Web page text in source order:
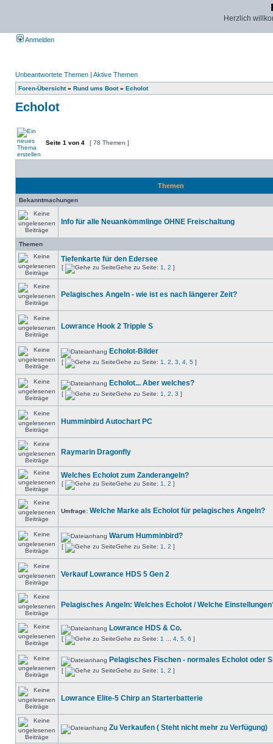
Herzlich
Anmelden
Unbeantwortete Themen | Aktive Themen
Foren-Übersicht» Rund ums Boot» Echolot
Echolot
Seite 1 von 4 [ 78 Themen ]
Themen
Bekanntmachungen
Info für alle Neuankömmlinge OHNE Freischaltung
Themen
Tiefenkarte für den Edersee
[ Gehe zu Seite: 1 2 ]
Pelagisches Angeln - wie ist es nach längerer Zeit?
Lowrance Hook 2 Tripple S
Echolot-Bilder
[ Gehe zu Seite: 1 2 3 4 5 ]
Echolot... Aber welches?
[ Gehe zu Seite: 1 2 3 ]
Humminbird Autochart PC
Raymarin Dragonfly
Welches Echolot zum Zanderangeln?
[ Gehe zu Seite: 1 2 ]
Umfrage: Welche Marke als Echolot für pelagisches Angeln?
Warum Humminbird?
[ Gehe zu Seite: 1 2 ]
Verkauf Lowrance HDS 5 Gen 2
Pelagisches Angeln: Welches Echolot / Welche
Lowrance HDS & Co.
[ Gehe zu Seite: 1 4 5 6 ]
Pelagisches Fischen - normales Echolot oder
[ Gehe zu Seite: 1 2 ]
Lowrance Elite-5 Chirp an Starterbatterie
Zu Verkaufen ( Steht nicht mehr zu Verfügung)